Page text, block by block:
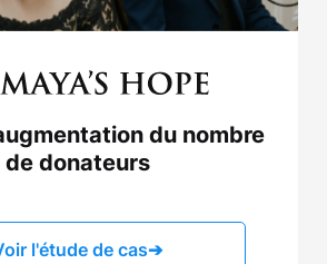
du nombre
de donateurs
l'étude de cas➔